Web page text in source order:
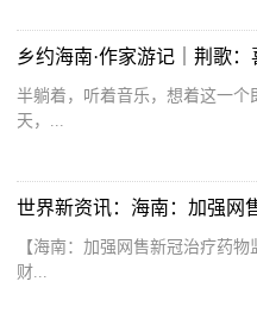
半躺着，听着音乐，想着这一个
天，...
【海南：加强网售新冠治疗药
财...